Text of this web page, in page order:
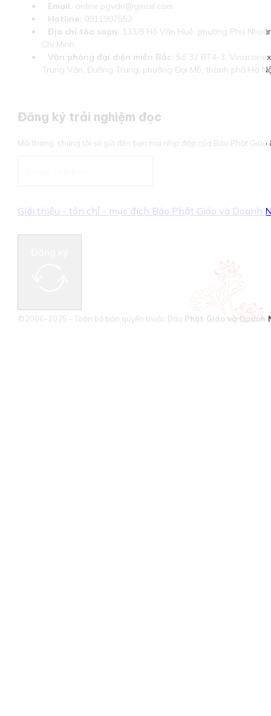
Email: online.pgvdn@gmail.com
Hotline: 0911997552
Địa chỉ tòa soạn: 133/8 Hồ Văn Huê, phường Phú
Chí Minh
Văn phòng đại diện miền Bắc: Số 32 BT4-3,
Trung Văn, Đường Trung, phường Đại Mỗ, thành phố Hà
Đăng ký trải nghiệm đọc
Mỗi tháng, chúng tôi sẽ gửi đến bạn mọi nhịp đập của Báo Phật Giáo
Giới thiệu - tôn chỉ - mục đích Báo Phật Giáo và Doanh
©2006-2025 - Toàn bộ bản quyền thuộc Báo Phật Giáo và Doanh